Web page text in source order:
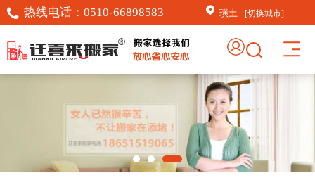
热线电话： 0510-66898583 璜土 [切换城市]